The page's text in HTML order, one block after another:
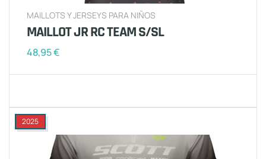
MAILLOTS Y JERSEYS PARA NIÑOS
MAILLOT JR RC TEAM S/SL
48,95€
2025